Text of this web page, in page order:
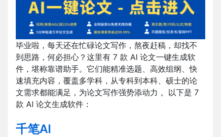
毕业啦，每天还在忙碌论文写作，熬夜赶稿，却找不
到思路，何必担心？这里有 7 款 AI 论文一键生成软
件，堪称靠谱助手。它们能精准选题、高效组纲、快
速填充内容，覆盖多学科，从专科到本科、硕士的论
文需求都能满足，为论文写作强势添动力 。以下是 7
款 AI 论文生成软件：
千笔AI